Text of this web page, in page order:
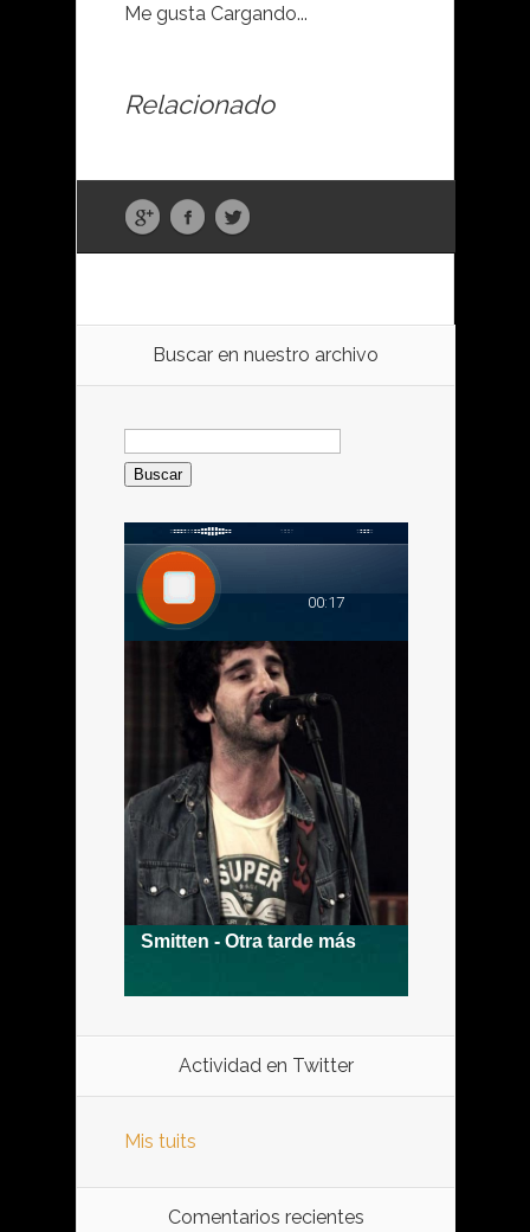
Me gusta Cargando...
Relacionado
Buscar en nuestro archivo
Buscar:
Actividad en Twitter
Mis tuits
Comentarios recientes